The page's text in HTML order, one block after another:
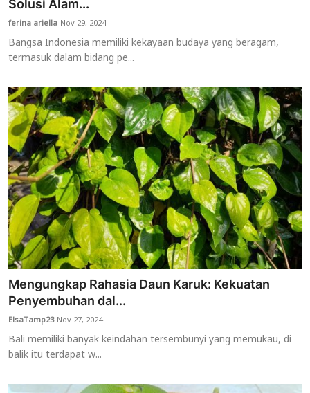
Solusi Alam...
ferina ariella Nov 29, 2024
Bangsa Indonesia memiliki kekayaan budaya yang beragam,
termasuk dalam bidang pe...
Mengungkap Rahasia Daun Karuk: Kekuatan
Penyembuhan dal...
ElsaTamp23 Nov 27, 2024
Bali memiliki banyak keindahan tersembunyi yang memukau, di
balik itu terdapat w...